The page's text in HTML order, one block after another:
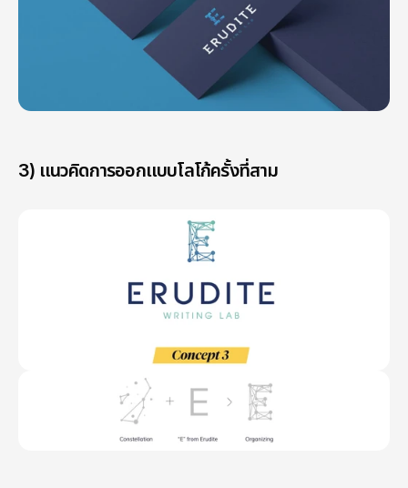
3) แนวคิดการออกแบบโลโก้ครั้งที่สาม